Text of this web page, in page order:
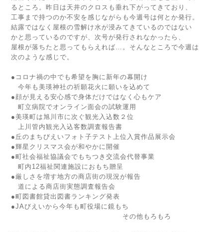
るところ。昨日は天井のクロスも垂れ下がってきており、
工事まで持つのか不安を感じながらも今週号は何とか発行。
結露ではなく屋根の雪解け水が浸みてきているのではない
かと思っているのですが、次号が発行されなかったら、
屋根が落ちたと思ってもらえれば…。そんなところで今週は
次のような感じで。
●コロナ禍の中でも希望を胸に新年の幕開け
今年も美瑛神社の祈願花火に願いを込めて
●顔が見える安心感で身体だけではなく心もケア
町立病院でオンライン面会の試験運用
●美瑛町は旭川市に次ぐ観光入込数２位
上川管内観光入込客数調査報告書
●丘のまちびえいフォト子テスト上位入賞作品展示会
●輝星クリスマス会が和やかに開催
●町社会福祉協議会でもちつき交流会代替事業
町内12福祉関連施設におもち贈呈
●厳しさを増す地方の商店街の現況が報告
道による商店街実態調査報告会
●町図書館貸出図書ランキング発表
●JAびえいから今年も町役場に鏡もち
その他もろもろ